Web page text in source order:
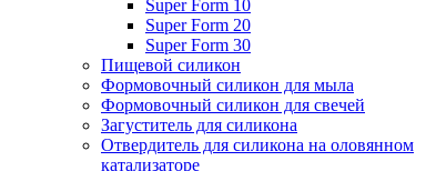
Super Form 10
Super Form 20
Super Form 30
Пищевой силикон
Формовочный силикон для мыла
Формовочный силикон для свечей
Загуститель для силикона
Отвердитель для силикона на оловянном
катализаторе